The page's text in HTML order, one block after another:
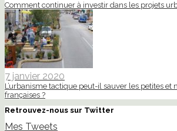
Comment continuer à investir dans les projets
7 janvier 2020
L’urbanisme tactique peut-il sauver les petites et
françaises ?
Retrouvez-nous sur Twitter
Mes Tweets